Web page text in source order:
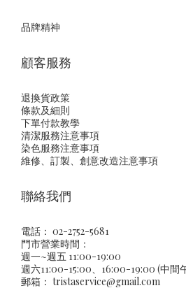
品牌精神
顧客服務
退換貨政策
條款及細則
下單付款教學
清潔服務注意事項
染色服務注意事項
維修、訂製、創意改造注意事項
聯絡我們
電話： 02-2752-5681
門市營業時間：
週一~週五 11:00-19:00
週六11:00-15:00、16:00-19:00 (中間
郵箱： tristaservice@gmail.com